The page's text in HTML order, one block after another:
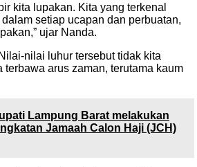
kita lupakan. Kita yang terkenal
setiap ucapan dan perbuatan,
ujar Nanda.
nilai luhur tersebut tidak kita
terbawa arus zaman, terutama kaum
Lampung Barat melakukan
Jamaah Calon Haji (JCH)